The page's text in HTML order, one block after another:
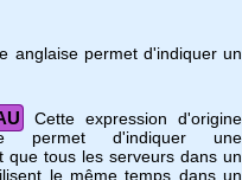
anglaise permet d'indiquer un
Cette expression d'origine
permet d'indiquer une
que tous les serveurs dans un
le même temps dans un